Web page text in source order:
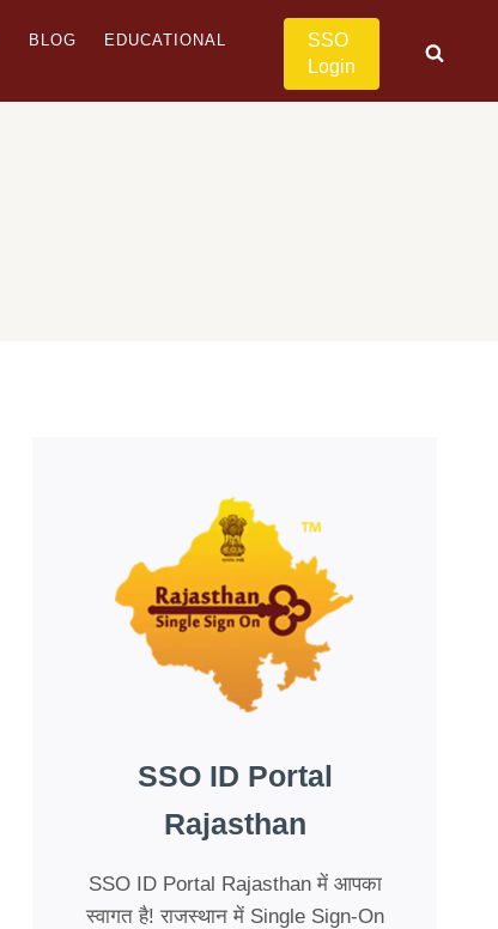
BLOG
EDUCATIONAL
SSO
Login
SSO ID Portal
Rajasthan
SSO ID Portal Rajasthan में आपका
स्वागत है! राजस्थान में Single Sign-On